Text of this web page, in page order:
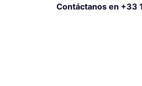
Contáctanos en +33